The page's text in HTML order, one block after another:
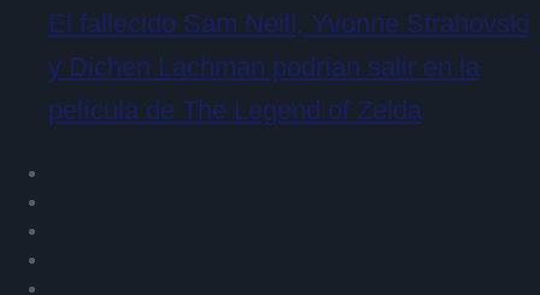
El fallecido Sam Neill, Yvonne Strahovski
y Dichen Lachman podrían salir en la
película de The Legend of Zelda